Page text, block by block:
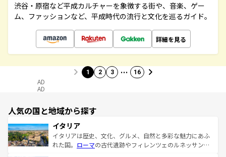
渋谷・原宿など平成カルチャーを象徴する街や、音楽、ゲー
ム、ファッションなど、平成時代の流行と文化を巡るガイド。
詳細を見る
1 2 3 … 16
AD
AD
人気の国と地域から探す
イタリア
イタリアは歴史、文化、グルメ、自然と多彩な魅力にあふ
れた国。 ローマの古代遺跡やフィレンツェのルネッサンス